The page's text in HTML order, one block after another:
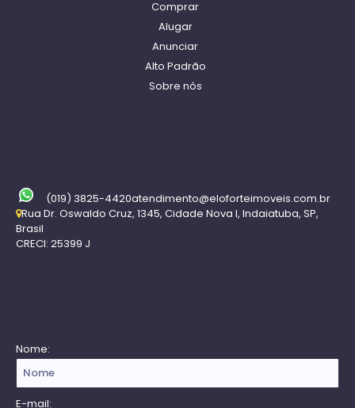
Comprar
Alugar
Anunciar
Alto Padrão
Sobre nós
(019) 3825-4420atendimento@eloforteimoveis.com.br
Rua Dr. Oswaldo Cruz, 1345, Cidade Nova I, Indaiatuba, SP,
Brasil
CRECI: 25399 J
Nome:
E-mail: